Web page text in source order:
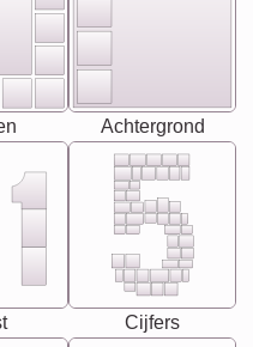
Achtergrond
Cijfers